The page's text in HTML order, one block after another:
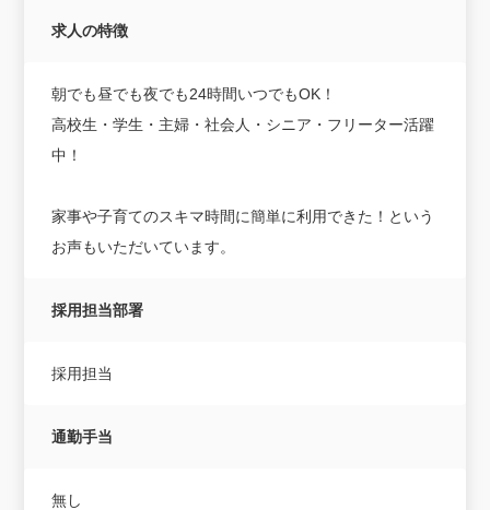
求人の特徴
朝でも昼でも夜でも24時間いつでもOK！
高校生・学生・主婦・社会人・シニア・フリーター活躍
中！
家事や子育てのスキマ時間に簡単に利用できた！という
お声もいただいています。
採用担当部署
採用担当
通勤手当
無し